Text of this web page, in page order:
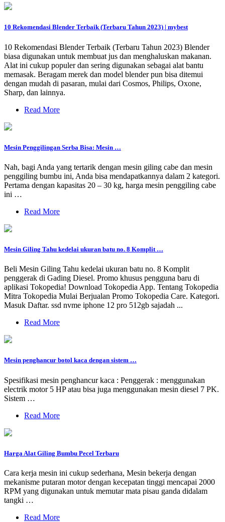
10 Rekomendasi Blender Terbaik (Terbaru Tahun 2023) | mybest
10 Rekomendasi Blender Terbaik (Terbaru Tahun 2023) Blender
biasa digunakan untuk membuat jus dan menghaluskan makanan.
Alat ini cukup populer dan sering digunakan sebagai alat bantu
memasak. Beragam merek dan model blender pun bisa ditemui
dengan mudah di pasaran, mulai dari Cosmos, Philips, Oxone,
Sharp, dan lainnya.
Read More
Mesin Penggilingan Serba Bisa: Mesin …
Nah, bagi Anda yang tertarik dengan mesin giling cabe dan mesin
penggiling bumbu ini, Anda bisa mendapatkannya dalam 2 kategori.
Pertama dengan kapasitas 20 – 30 kg, harga mesin penggiling cabe
ini …
Read More
Mesin Giling Tahu kedelai ukuran batu no. 8 Komplit …
Beli Mesin Giling Tahu kedelai ukuran batu no. 8 Komplit
penggerak di Gading Diesel. Promo khusus pengguna baru di
aplikasi Tokopedia! Download Tokopedia App. Tentang Tokopedia
Mitra Tokopedia Mulai Berjualan Promo Tokopedia Care. Kategori.
Masuk Daftar. ssd nvme iphone 12 pro 512gb sajadah ...
Read More
Mesin penghancur botol kaca dengan sistem …
Spesifikasi mesin penghancur kaca : Penggerak : menggunakan
electrik motor 5 HP atau bisa juga menggunakan mesin diesel 7 PK.
Sistem …
Read More
Harga Alat Giling Bumbu Pecel Terbaru
Cara kerja mesin ini cukup sederhana, Mesin bekerja dengan
mekanisme putaran motor dengan kecepatan tinggi mencapai 2000
RPM yang digunakan untuk memutar mata pisau ganda didalam
tangki …
Read More